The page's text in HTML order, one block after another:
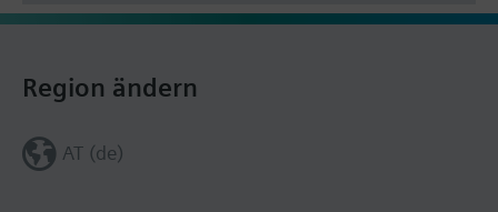
Region ändern
AT (de)